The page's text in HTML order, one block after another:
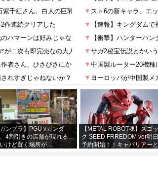
ガンプラ】PGU νガンダ
4割引きの店舗が現れる…
けど置く場所が…
【METAL ROBOT魂】ズゴッ
ク SEED FRREDOM ver明日
予約開始！！キャバリアーと